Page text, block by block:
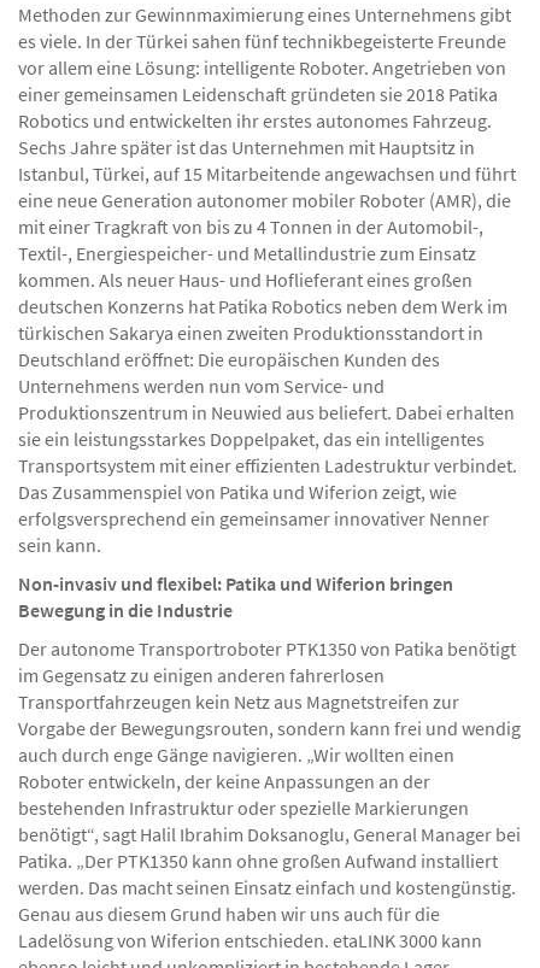
Methoden zur Gewinnmaximierung eines Unternehmens gibt
es viele. In der Türkei sahen fünf technikbegeisterte Freunde
vor allem eine Lösung: intelligente Roboter. Angetrieben von
einer gemeinsamen Leidenschaft gründeten sie 2018 Patika
Robotics und entwickelten ihr erstes autonomes Fahrzeug.
Sechs Jahre später ist das Unternehmen mit Hauptsitz in
Istanbul, Türkei, auf 15 Mitarbeitende angewachsen und führt
eine neue Generation autonomer mobiler Roboter (AMR), die
mit einer Tragkraft von bis zu 4 Tonnen in der Automobil-,
Textil-, Energiespeicher- und Metallindustrie zum Einsatz
kommen. Als neuer Haus- und Hoflieferant eines großen
deutschen Konzerns hat Patika Robotics neben dem Werk im
türkischen Sakarya einen zweiten Produktionsstandort in
Deutschland eröffnet: Die europäischen Kunden des
Unternehmens werden nun vom Service- und
Produktionszentrum in Neuwied aus beliefert. Dabei erhalten
sie ein leistungsstarkes Doppelpaket, das ein intelligentes
Transportsystem mit einer effizienten Ladestruktur verbindet.
Das Zusammenspiel von Patika und Wiferion zeigt, wie
erfolgsversprechend ein gemeinsamer innovativer Nenner
sein kann.
Non-invasiv und flexibel: Patika und Wiferion bringen
Bewegung in die Industrie
Der autonome Transportroboter PTK1350 von Patika benötigt
im Gegensatz zu einigen anderen fahrerlosen
Transportfahrzeugen kein Netz aus Magnetstreifen zur
Vorgabe der Bewegungsrouten, sondern kann frei und wendig
auch durch enge Gänge navigieren. „Wir wollten einen
Roboter entwickeln, der keine Anpassungen an der
bestehenden Infrastruktur oder spezielle Markierungen
benötigt“, sagt Halil Ibrahim Doksanoglu, General Manager bei
Patika. „Der PTK1350 kann ohne großen Aufwand installiert
werden. Das macht seinen Einsatz einfach und kostengünstig.
Genau aus diesem Grund haben wir uns auch für die
Ladelösung von Wiferion entschieden. etaLINK 3000 kann